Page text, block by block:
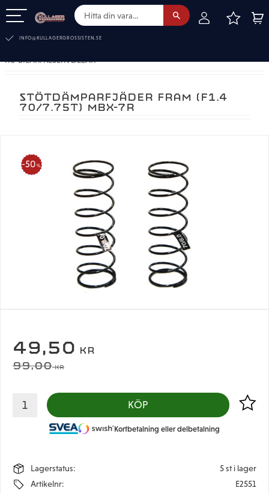
INFO@KULLAGERGROSSISTEN.SE
RC-BILAR. RESERVDELAR
STÖTDÄMPARFJÄDER FRAM (F1.4
70/7.75T) MBX-7R
50 %
NEDSATT PRIS:
49,50 KR
ORDINARIE PRIS:
99,00KR
KÖP Lägg
Kortbetalning eller delbetalning
Lagerstatus
5 st i lager
Artikelnr
E2551